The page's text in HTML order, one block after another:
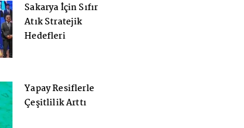
Sakarya İçin Sıfır
Atık Stratejik
Hedefleri
Yapay Resiflerle
Çeşitlilik Arttı